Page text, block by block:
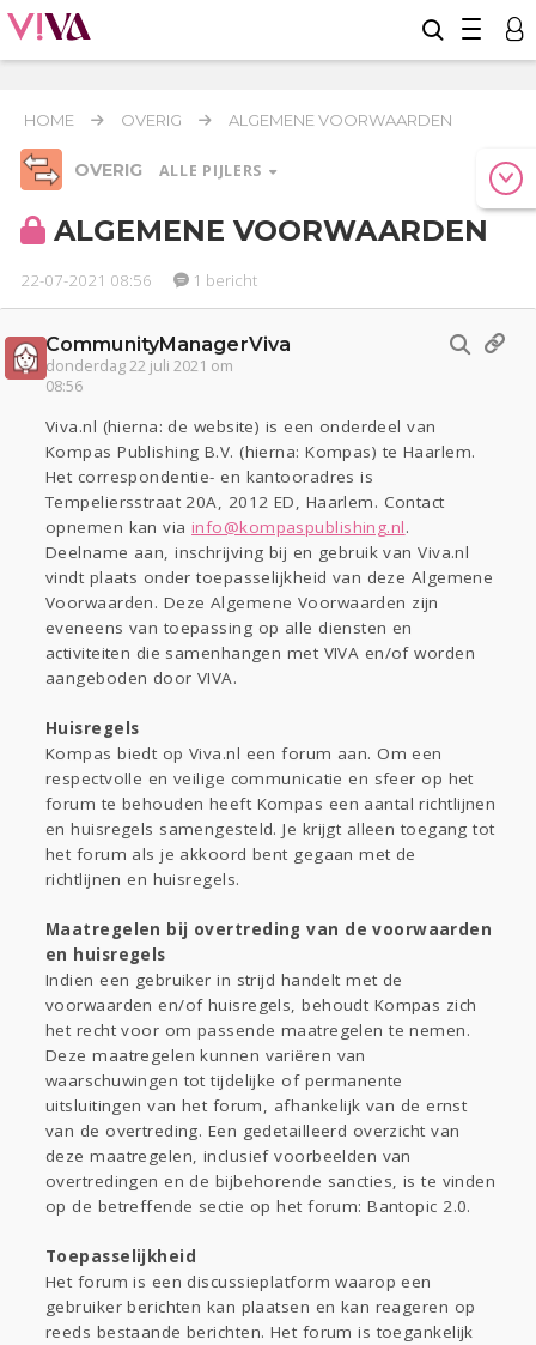
HOME OVERIG ALGEMENE VOORWAARDEN
OVERIG ALLE PIJLERS
Relaties Werk & Studie
Seks
Gezondheid
Coronavirus
Kinderen
Digi Eten
Mode & Beauty
Zwanger
Psyche Thuis
Sport
Contact Viva zoekt
Aangeboden
Gevraagd
Horen Doen
Lezen
ALGEMENE VOORWAARDEN
22-07-2021 08:56 1 bericht
CommunityManagerViva
donderdag 22 juli 2021 om
08:56
Viva.nl (hierna: de website) is een onderdeel van
Kompas Publishing B.V. (hierna: Kompas) te Haarlem.
Het correspondentie- en kantooradres is
Tempeliersstraat 20A, 2012 ED, Haarlem. Contact
opnemen kan viainfo@kompaspublishing.nl.
Deelname aan, inschrijving bij en gebruik van Viva.nl
vindt plaats onder toepasselijkheid van deze Algemene
Voorwaarden. Deze Algemene Voorwaarden zijn
eveneens van toepassing op alle diensten en
activiteiten die samenhangen met VIVA en/of worden
aangeboden door VIVA.
Huisregels
Kompas biedt op Viva.nl een forum aan. Om een
respectvolle en veilige communicatie en sfeer op het
forum te behouden heeft Kompas een aantal richtlijnen
en huisregels samengesteld. Je krijgt alleen toegang tot
het forum als je akkoord bent gegaan met de
richtlijnen en huisregels.
Maatregelen bij overtreding van de voorwaarden
en huisregels
Indien een gebruiker in strijd handelt met de
voorwaarden en/of huisregels, behoudt Kompas zich
het recht voor om passende maatregelen te nemen.
Deze maatregelen kunnen variëren van
waarschuwingen tot tijdelijke of permanente
uitsluitingen van het forum, afhankelijk van de ernst
van de overtreding. Een gedetailleerd overzicht van
deze maatregelen, inclusief voorbeelden van
overtredingen en de bijbehorende sancties, is te vinden
op de betreffende sectie op het forum: Bantopic 2.0.
Toepasselijkheid
Het forum is een discussieplatform waarop een
gebruiker berichten kan plaatsen en kan reageren op
reeds bestaande berichten. Het forum is toegankelijk